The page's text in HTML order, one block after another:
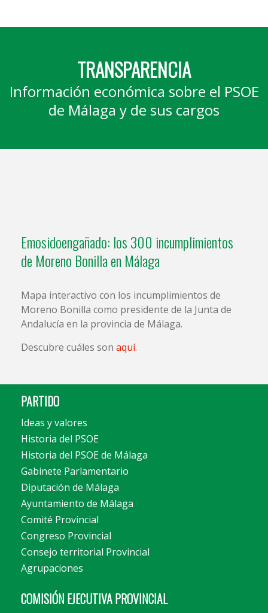
TRANSPARENCIA
Información económica sobre el PSOE
de Málaga y de sus cargos
Emosidoengañado: los 300 incumplimientos
de Moreno Bonilla en Málaga
Mapa interactivo con los incumplimientos de
Moreno Bonilla como presidente de la Junta de
Andalucía en la provincia de Málaga.
Descubre cuáles son aquí.
PARTIDO
Ideas y valores
Historia del PSOE
Historia del PSOE de Málaga
Gabinete Parlamentario
Diputación de Málaga
Ayuntamiento de Málaga
Comité Provincial
Congreso Provincial
Consejo territorial Provincial
Agrupaciones
COMISIÓN EJECUTIVA PROVINCIAL